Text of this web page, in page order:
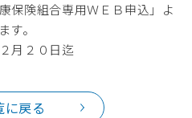
保険組合専用ＷＥＢ申込」よ
す。
月２０日迄
に戻る